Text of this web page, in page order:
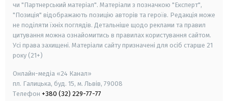
чи "Партнерський матеріал". Матеріали з позначкою "Експерт",
"Позиція" відображають позицію авторів та героїв. Редакція може
не поділяти їхніх поглядів. Детальніше щодо реклами та правил
цитування можна ознайомитись в правилах користування сайтом.
Усі права захищені. Матеріали сайту призначені для осіб старше 21
року (21+)
Онлайн-медіа «24 Канал»
пл. Галицька, буд. 15, м. Львів, 79008
Телефон +380 (32) 229-77-77